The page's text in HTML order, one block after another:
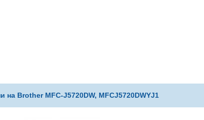
на Brother MFC-J5720DW, MFCJ5720DWYJ1